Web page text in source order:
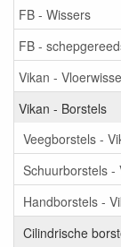
FB - Wissers
FB -
Vikan -
Vikan - Borstels
Veegborstels -
Schuurborstels -
Handborstels -
Cilindrische